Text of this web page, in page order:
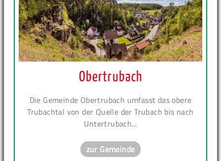
Obertrubach
Die Gemeinde Obertrubach umfasst das obere
Trubachtal von der Quelle der Trubach bis nach
Untertrubach...
zur Gemeinde